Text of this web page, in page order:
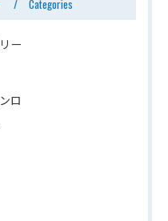
Categories
ー
ロ